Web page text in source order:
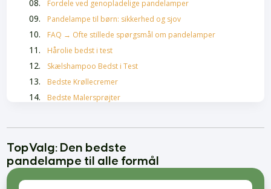
Fordele ved genopladelige pandelamper
Pandelampe til børn: sikkerhed og sjov
FAQ → Ofte stillede spørgsmål om pandelamper
Hårolie bedst i test
Skælshampoo Bedst i Test
Bedste Krøllecremer
Bedste Malersprøjter
TopValg: Den bedste
pandelampe til alle formål